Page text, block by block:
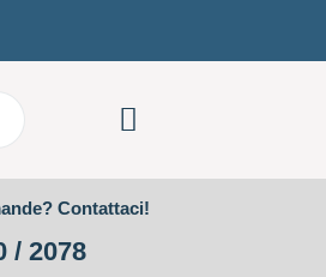
Contattaci!
/ 2078